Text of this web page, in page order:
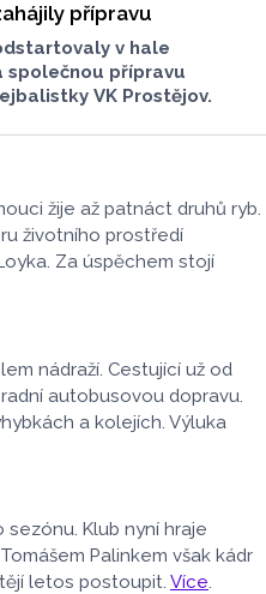
přípravu
v hale
společnou přípravu
VK Prostějov.
žije až patnáct druhů ryb.
životního prostředí
Za úspěchem stojí
nádraží. Cestující už od
autobusovou dopravu.
a kolejích. Výluka
Klub nyní hraje
Palinkem však kádr
letos postoupit. Více.